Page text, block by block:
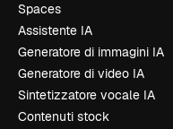
Spaces
Assistente IA
Generatore di immagini IA
Generatore di video IA
Sintetizzatore vocale IA
Contenuti stock